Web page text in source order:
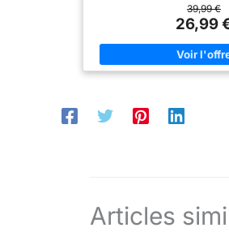
côtés se rabattent. Créativité
de PLAYMOBIL peuvent être
volonté. Le camion de
superbe extension pour d'autres
! Comment va continuer ton
Plaisir de jeu pour les enfants à
Jeu en toute sécurité :
39,99 €
26,99
Articles